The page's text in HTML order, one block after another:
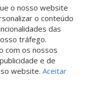
o nosso website
o conteúdo
das
tráfego.
com os nossos
e de
website. Aceitar